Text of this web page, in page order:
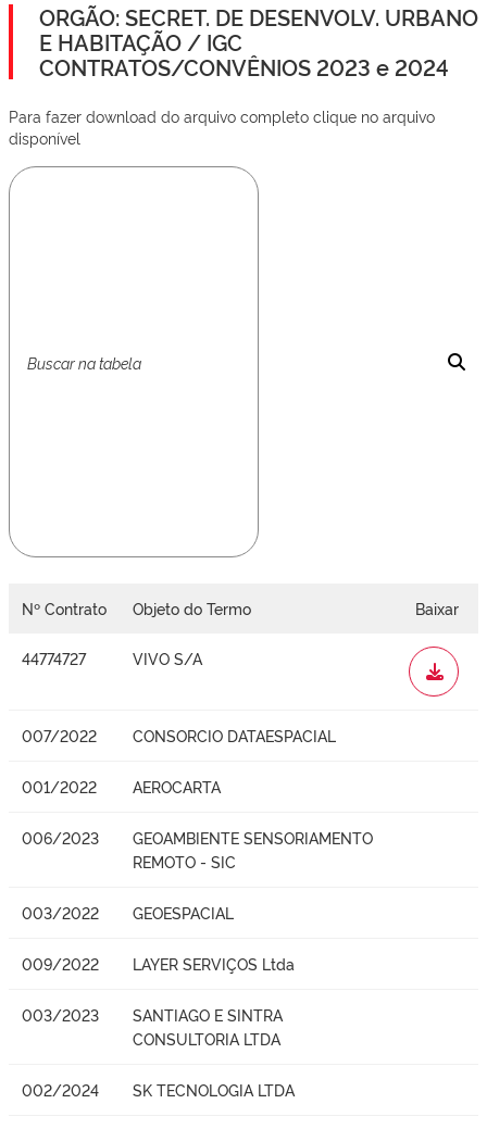
ORGÃO: SECRET. DE DESENVOLV. URBANO
E HABITAÇÃO / IGC
CONTRATOS/CONVÊNIOS 2023 e 2024
Para fazer download do arquivo completo clique no arquivo
disponível
Nº Contrato Objeto do Termo Baixar
44774727 VIVO S/A
WORD
007/2022 CONSORCIO DATAESPACIAL
001/2022 AEROCARTA
006/2023
GEOAMBIENTE SENSORIAMENTO
REMOTO - SIC
003/2022 GEOESPACIAL
009/2022 LAYER SERVIÇOS Ltda
003/2023
SANTIAGO E SINTRA
CONSULTORIA LTDA
002/2024 SK TECNOLOGIA LTDA